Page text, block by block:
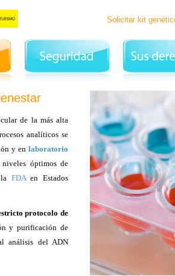
Solicitar kit
de la más alta
analíticos se
y en laboratorio
óptimos de
FDAen Estados
protocolo de
y purificación de
análisis del ADN